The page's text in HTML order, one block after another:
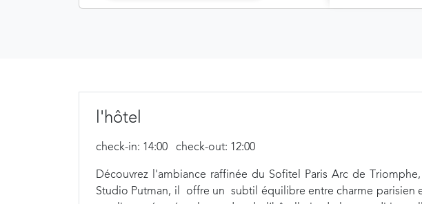
l'hôtel
check-in: 14:00 check-out: 12:00
Découvrez l'ambiance raffinée du Sofitel Paris Arc de
Studio Putman, il offre un subtil équilibre entre charme parisien